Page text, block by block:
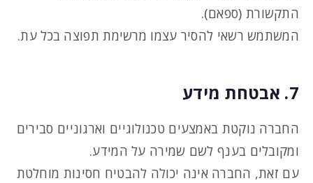
התקשורת (ספאם).
המשתמש רשאי להסיר עצמו מרשימת תפוצה בכל עת.
7. אבטחת מידע
החברה נוקטת באמצעים טכנולוגיים וארגוניים סבירים
ומקובלים בענף לשם שמירה על המידע.
עם זאת, החברה אינה יכולה להבטיח חסינות מוחלטת